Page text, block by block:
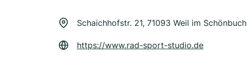
Schaichhofstr. 21, 71093 Weil im Schönbuch
https://www.rad-sport-studio.de